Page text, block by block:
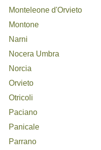
Monteleone d'Orvieto
Montone
Narni
Nocera Umbra
Norcia
Orvieto
Otricoli
Paciano
Panicale
Parrano